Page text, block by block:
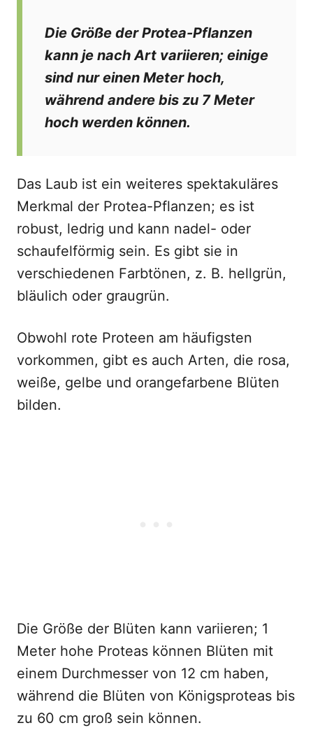
Die Größe der Protea-Pflanzen
kann je nach Art variieren; einige
sind nur einen Meter hoch,
während andere bis zu 7 Meter
hoch werden können.
Das Laub ist ein weiteres spektakuläres
Merkmal der Protea-Pflanzen; es ist
robust, ledrig und kann nadel- oder
schaufelförmig sein. Es gibt sie in
verschiedenen Farbtönen, z. B. hellgrün,
bläulich oder graugrün.
Obwohl rote Proteen am häufigsten
vorkommen, gibt es auch Arten, die rosa,
weiße, gelbe und orangefarbene Blüten
bilden.
Die Größe der Blüten kann variieren; 1
Meter hohe Proteas können Blüten mit
einem Durchmesser von 12 cm haben,
während die Blüten von Königsproteas bis
zu 60 cm groß sein können.